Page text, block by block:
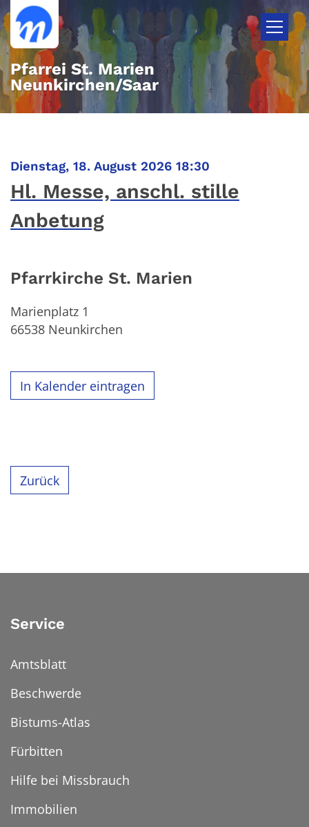
Zum Inhalt springen
Pfarrei St. Marien
Neunkirchen/Saar
Dienstag, 18. August 2026 18:30
Hl. Messe, anschl. stille
Anbetung
Pfarrkirche St. Marien
Marienplatz 1
66538 Neunkirchen
In Kalender eintragen
Zurück
Service
Amtsblatt
Beschwerde
Bistums-Atlas
Fürbitten
Hilfe bei Missbrauch
Immobilien